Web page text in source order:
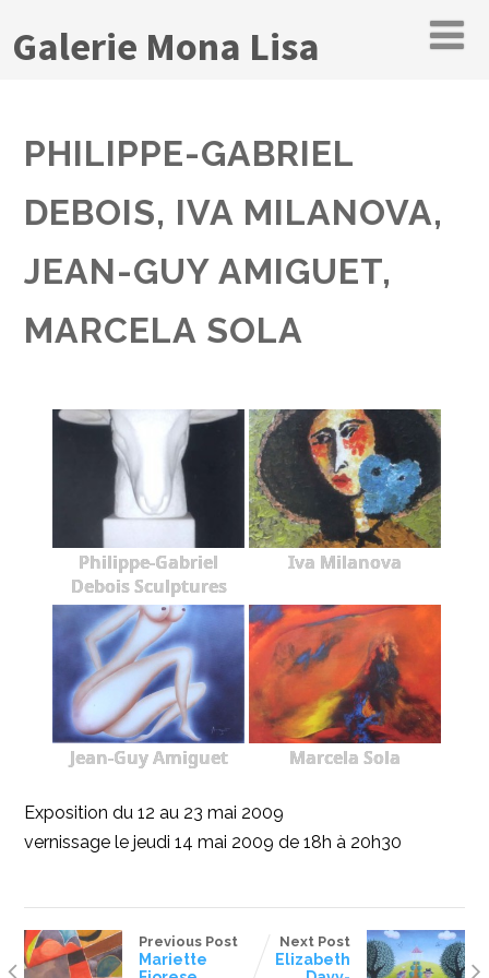
Galerie Mona Lisa
PHILIPPE-GABRIEL
DEBOIS, IVA MILANOVA,
JEAN-GUY AMIGUET,
MARCELA SOLA
Philippe-Gabriel
Debois Sculptures
Iva Milanova
Jean-Guy Amiguet Marcela Sola
Exposition du 12 au 23 mai 2009
vernissage le jeudi 14 mai 2009 de 18h à 20h30
Previous Post
Mariette
Next Post
Elizabeth